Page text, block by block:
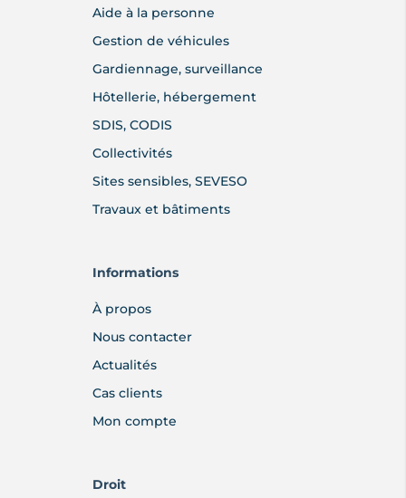
Aide à la personne
Gestion de véhicules
Gardiennage, surveillance
Hôtellerie, hébergement
SDIS, CODIS
Collectivités
Sites sensibles, SEVESO
Travaux et bâtiments
Informations
À propos
Nous contacter
Actualités
Cas clients
Mon compte
Droit